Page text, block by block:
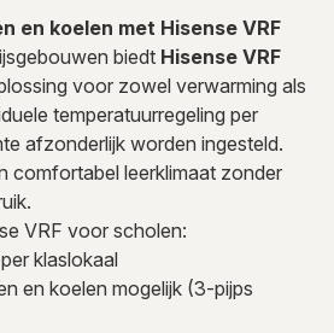
en koelen met Hisense VRF
biedt Hisense VRF
voor zowel verwarming als
temperatuurregeling per
afzonderlijk worden ingesteld.
comfortabel leerklimaat zonder
VRF voor scholen:
klaslokaal
en koelen mogelijk (3-pijps